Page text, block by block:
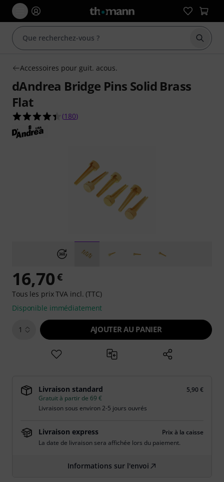
Accessoires pour guit. acous.
dAndrea Bridge Pins Solid Brass
Flat
4.4 étoiles sur 5 d'après 180 évaluations clients
(180)
16,70€
Tous les prix TVA incl. (TTC)
Disponible immédiatement
1 AJOUTER AU PANIER
Livraison standard
5,90 €
Gratuit à partir de 69 €
Livraison sous environ 2-5 jours ouvrés
Livraison express
Prix à la caisse
La date de livraison sera affichée lors du paiement.
Informations sur l'envoi